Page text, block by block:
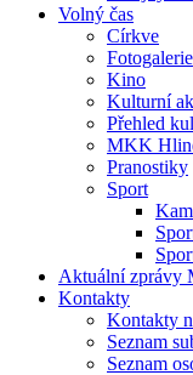
Volný čas
Církve
Fotogalerie
Kino
Kulturní
Přehled
MKK
Pranostiky
Sport
Aktuální zprávy
Kontakty
Kontakty
Seznam
Seznam